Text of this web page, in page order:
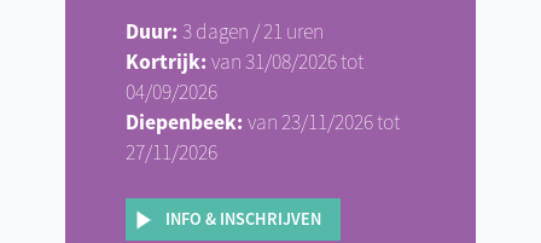
Duur: 3 dagen / 21 uren
Kortrijk: van 31/08/2026 tot
04/09/2026
Diepenbeek: van 23/11/2026 tot
27/11/2026
INFO & INSCHRIJVEN